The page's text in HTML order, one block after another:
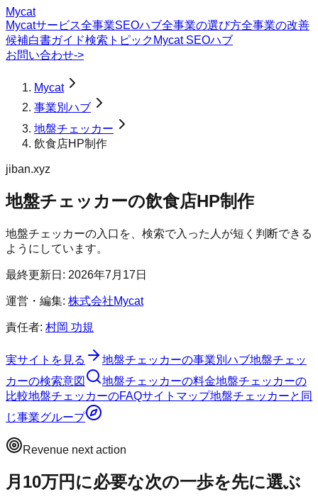
Mycat
Mycatサービス全事業SEOハブ全事業の選び方全事業の改善
候補白書ガイド検索トピック Mycat SEOハブ
お問い合わせ->
Mycat
事業別ハブ
地盤チェッカー
飲食店HP制作
jiban.xyz
地盤チェッカーの飲食店HP制作
地盤チェッカーの入口を、検索で入った人が短く判断できる
ようにしています。
最終更新日: 2026年7月17日
運営・編集: 株式会社Mycat
責任者: 村岡 功規
実サイトを見る 地盤チェッカーの事業別ハブ地盤チェッ
カーの検索意図 地盤チェッカーの料金地盤チェッカーの
比較地盤チェッカーのFAQサイトマップ地盤チェッカーと同
じ事業グループ
Revenue next action
月10万円に必要な次の一歩を先に選ぶ